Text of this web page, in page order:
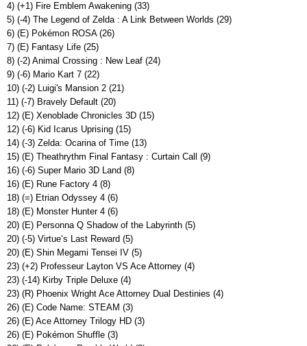
4) (+1) Fire Emblem Awakening (33)
5) (-4) The Legend of Zelda : A Link Between Worlds (29)
6) (E) Pokémon ROSA (26)
7) (E) Fantasy Life (25)
8) (-2) Animal Crossing : New Leaf (24)
9) (-6) Mario Kart 7 (22)
10) (-2) Luigi's Mansion 2 (21)
11) (-7) Bravely Default (20)
12) (E) Xenoblade Chronicles 3D (15)
12) (-6) Kid Icarus Uprising (15)
14) (-3) Zelda: Ocarina of Time (13)
15) (E) Theathrythm Final Fantasy : Curtain Call (9)
16) (-6) Super Mario 3D Land (8)
16) (E) Rune Factory 4 (8)
18) (=) Etrian Odyssey 4 (6)
18) (E) Monster Hunter 4 (6)
20) (E) Personna Q Shadow of the Labyrinth (5)
20) (-5) Virtue’s Last Reward (5)
20) (E) Shin Megami Tensei IV (5)
23) (+2) Professeur Layton VS Ace Attorney (4)
23) (-14) Kirby Triple Deluxe (4)
23) (R) Phoenix Wright Ace Attorney Dual Destinies (4)
26) (E) Code Name: STEAM (3)
26) (E) Ace Attorney Trilogy HD (3)
26) (E) Pokémon Shuffle (3)